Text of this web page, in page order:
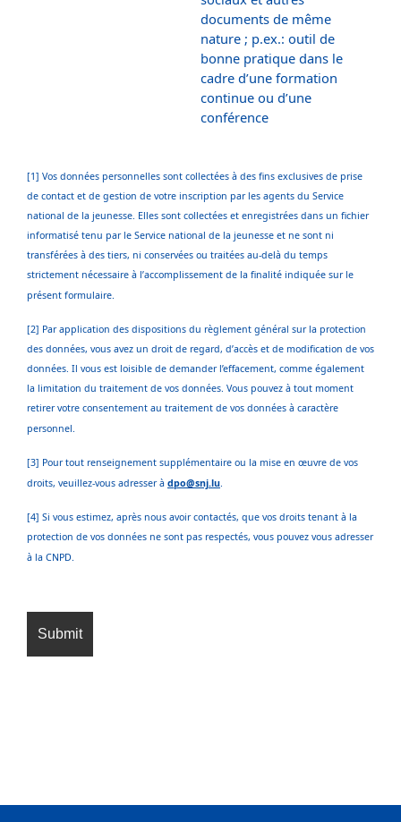
documents de même
nature ; p.ex.: outil de
bonne pratique dans le
cadre d’une formation
continue ou d’une
conférence
[1] Vos données personnelles sont collectées à des fins exclusives de prise
de contact et de gestion de votre inscription par les agents du Service
national de la jeunesse. Elles sont collectées et enregistrées dans un fichier
informatisé tenu par le Service national de la jeunesse et ne sont ni
transférées à des tiers, ni conservées ou traitées au-delà du temps
strictement nécessaire à l’accomplissement de la finalité indiquée sur le
présent formulaire.
[2] Par application des dispositions du règlement général sur la protection
des données, vous avez un droit de regard, d’accès et de modification de vos
données. Il vous est loisible de demander l’effacement, comme également
la limitation du traitement de vos données. Vous pouvez à tout moment
retirer votre consentement au traitement de vos données à caractère
personnel.
[3] Pour tout renseignement supplémentaire ou la mise en œuvre de vos
droits, veuillez-vous adresser à dpo@snj.lu.
[4] Si vous estimez, après nous avoir contactés, que vos droits tenant à la
protection de vos données ne sont pas respectés, vous pouvez vous adresser
à la CNPD.